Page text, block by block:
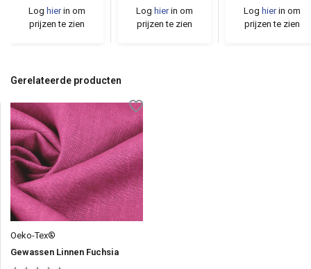
Log hierin om
prijzen te zien
Log hierin om
prijzen te zien
Log hierin om
prijzen te zien
Gerelateerde producten
Oeko-Tex®
Gewassen Linnen Fuchsia